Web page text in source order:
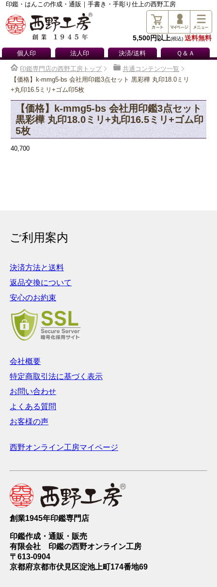
印鑑・はんこの作成・通販｜手書き・手彫り仕上の西野工房
5,500円以上(税込) 送料無料
個人印 法人印 決済/送料 Ｑ＆Ａ
印鑑専門店の西野工房トップ
共通コンテンツ一覧
【価格】k-mmg5-bs 会社用印鑑3点セット 黒彩樺 丸印18.0ミリ
+丸印16.5ミリ+ゴム印5枚
【価格】k-mmg5-bs 会社用印鑑3点セット
黒彩樺 丸印18.0ミリ+丸印16.5ミリ+ゴム印
5枚
40,700
ご利用案内
決済方法と送料
返品交換について
安心のお約束
会社概要
特定商取引法に基づく表示
お問い合わせ
よくある質問
お客様の声
西野オンライン工房マイページ
創業1945年印鑑専門店
印鑑作成・通販・販売
有限会社 印鑑の西野オンライン工房
〒613-0904
京都府京都市伏見区淀池上町174番地69